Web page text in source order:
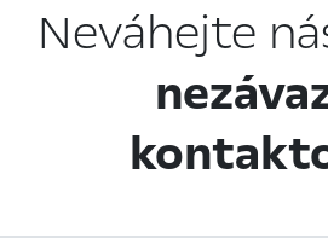
Neváhejte